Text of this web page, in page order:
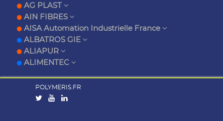
AG PLAST
AIN FIBRES
AISA Automation Industrielle France
ALBATROS GIE
ALIAPUR
ALIMENTEC
POLYMERIS.FR